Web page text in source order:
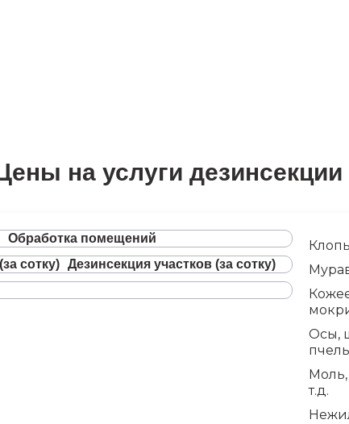
на услуги дезинсекции
Обработка помещений
Дезинсекция участков (за сотку)
Осы,
т.д.